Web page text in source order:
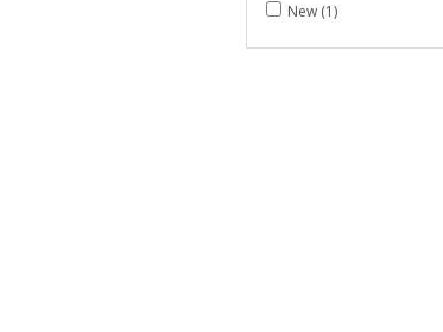
Openhagen aps (1)
New (1)